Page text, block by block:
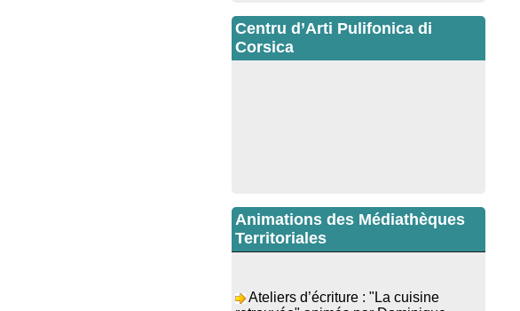
Centru d’Arti Pulifonica di
Corsica
Animations des Médiathèques
Territoriales
retrouvée" animés par Dominique